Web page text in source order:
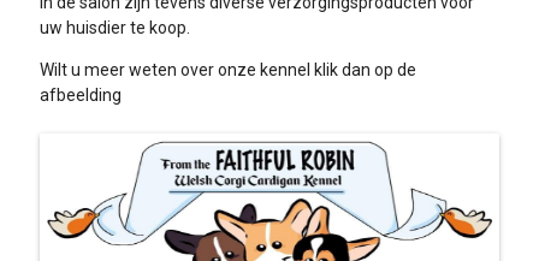
uw huisdier te koop.
Wilt u meer weten over onze kennel klik dan op de
afbeelding